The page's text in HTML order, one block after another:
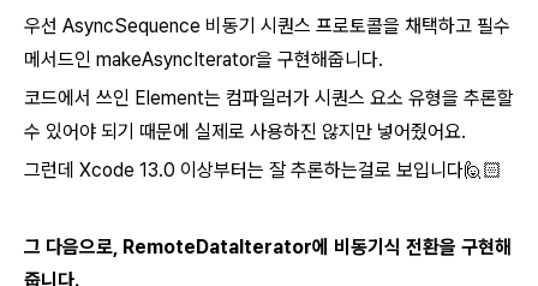
우선 AsyncSequence 비동기 시퀀스 프로토콜을 채택하고 필수
메서드인 makeAsyncIterator을 구현해줍니다.
코드에서 쓰인 Element는 컴파일러가 시퀀스 요소 유형을 추론할
수 있어야 되기 때문에 실제로 사용하진 않지만 넣어줬어요.
그런데 Xcode 13.0 이상부터는 잘 추론하는걸로 보입니다🙋🏻
그 다음으로, RemoteDataIterator에 비동기식 전환을 구현해
줍니다.